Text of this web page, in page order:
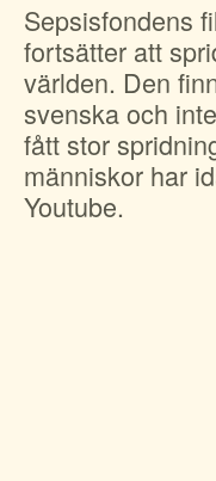
Sepsis hos äldre
Sepsis historik
Ordlista relaterad till
Vid utskrivning
För amputerade
Om Sepsisfonden
Om stiftelsen
Stöd oss
Kontakta oss
Ansök om bidrag
Svenska
English
Suomi
Norsk
Sepsisfondens
fortsätter att
världen. Den
svenska och
fått stor
människor har
Youtube.